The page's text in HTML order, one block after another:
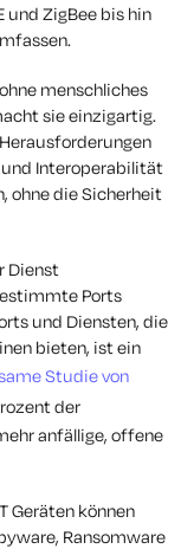
und ZigBee bis hin
menschliches
sie einzigartig.
Interoperabilität
ohne die Sicherheit
Dienst
Ports
und Diensten, die
bieten, ist ein
Studie von
der
anfällige, offene
Geräten können
Ransomware